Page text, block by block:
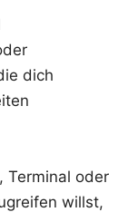
dich
Terminal oder
willst,